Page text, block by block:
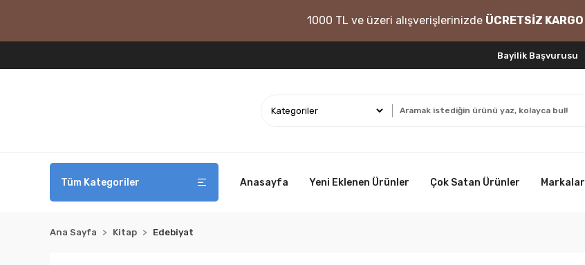
1000 TL ve üzeri alışverişlerinizde ÜCRETSİZ KARGO
Bayilik Başvurusu
Tüm Kategoriler Anasayfa Yeni Eklenen Ürünler Çok Satan Ürünler Markalar
Ana Sayfa Kitap Edebiyat